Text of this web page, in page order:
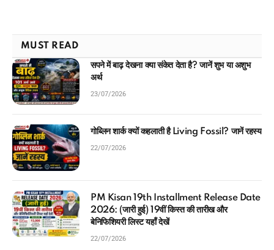
MUST READ
सपने में बाढ़ देखना क्या संकेत देता है? जानें शुभ या अशुभ
अर्थ
23/07/2026
गोब्लिन शार्क क्यों कहलाती है Living Fossil? जानें रहस्य
22/07/2026
PM Kisan 19th Installment Release Date
2026: (जारी हुई) 19वीं किस्त की तारीख और
बेनिफिशियरी लिस्ट यहाँ देखें
22/07/2026